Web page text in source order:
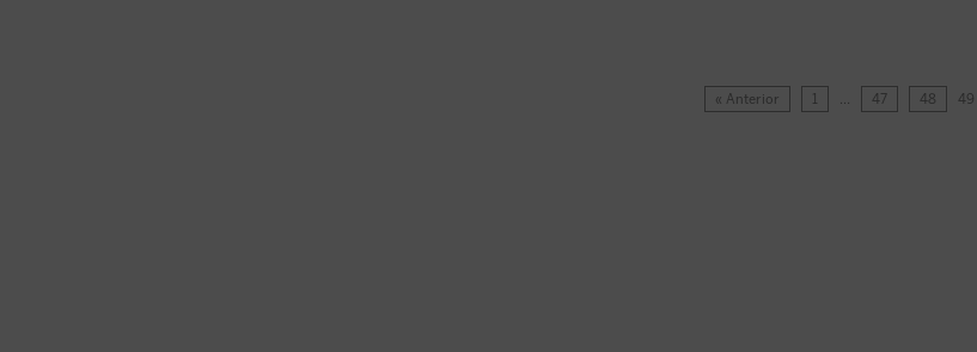
« Anterior 1 … 47 48 49